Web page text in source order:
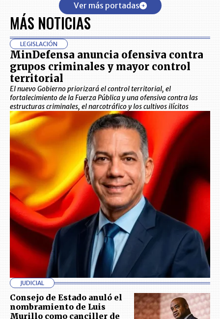
Ver más portadas
MÁS NOTICIAS
LEGISLACIÓN
MinDefensa anuncia ofensiva contra
grupos criminales y mayor control
territorial
El nuevo Gobierno priorizará el control territorial, el
fortalecimiento de la Fuerza Pública y una ofensiva contra las
estructuras criminales, el narcotráfico y los cultivos ilícitos
JUDICIAL
Consejo de Estado anuló el
nombramiento de Luis
Murillo como canciller de